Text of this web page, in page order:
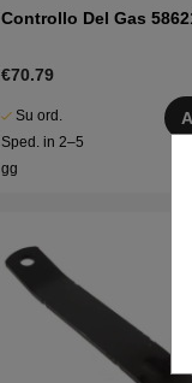
Controllo Del Gas
€70.79
Su ord.
Sped. in 2–5
gg